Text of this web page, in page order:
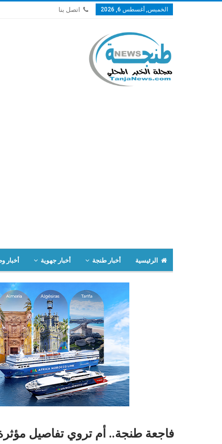
الخميس, أغسطس 6, 2026 اتصل بنا
الرئيسية أخبار طنجة أخبار جهوية أخبار
فاجعة طنجة.. أم تروي تفاصيل